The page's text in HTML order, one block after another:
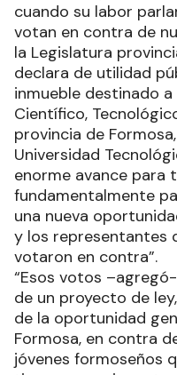
cuando su labor
votan en contra de
la Legislatura
declara de utilidad
inmueble destinado
Científico,
provincia de
Universidad
enorme avance para
fundamentalmente
una nueva
y los representantes
votaron en contra”.
“Esos votos
de un proyecto de
de la oportunidad
Formosa, en contra
jóvenes formoseños